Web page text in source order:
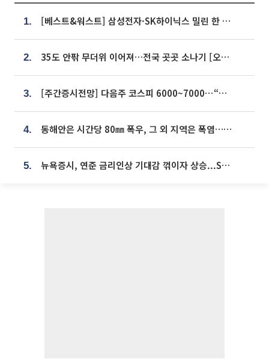
1. [베스트&워스트] 삼성전자·SK하이닉스 밀린 한 주…상상인증권은 85% 급등
2. 35도 안팎 무더위 이어져…전국 곳곳 소나기 [오늘 날씨]
3. [주간증시전망] 다음주 코스피 6000~7000⋯“外人 수급은 정책이 변수”
4. 동해안은 시간당 80㎜ 폭우, 그 외 지역은 폭염…‘극과 극 날씨’
5. 뉴욕증시, 연준 금리인상 기대감 꺾이자 상승...S&P500 사상 최고치 [종합]